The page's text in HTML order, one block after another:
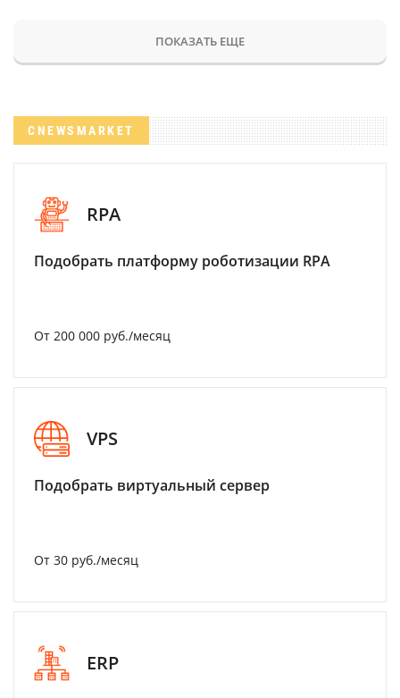
ПОКАЗАТЬ ЕЩЕ
CNEWSMARKET
RPA
Подобрать платформу роботизации RPA
От 200 000 руб./месяц
VPS
Подобрать виртуальный сервер
От 30 руб./месяц
ERP